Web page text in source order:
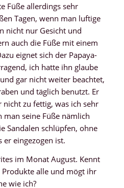
Füße allerdings sehr
Tagen, wenn man luftige
nicht nur Gesicht und
auch die Füße mit einem
eignet sich der Papaya-
ich hatte ihn glaube
gar nicht weiter beachtet,
und täglich benutzt. Er
zu fettig, was ich sehr
man seine Füße nämlich
Sandalen schlüpfen, ohne
er eingezogen ist.
im Monat August. Kennt
alle und mögt ihr
wie ich?